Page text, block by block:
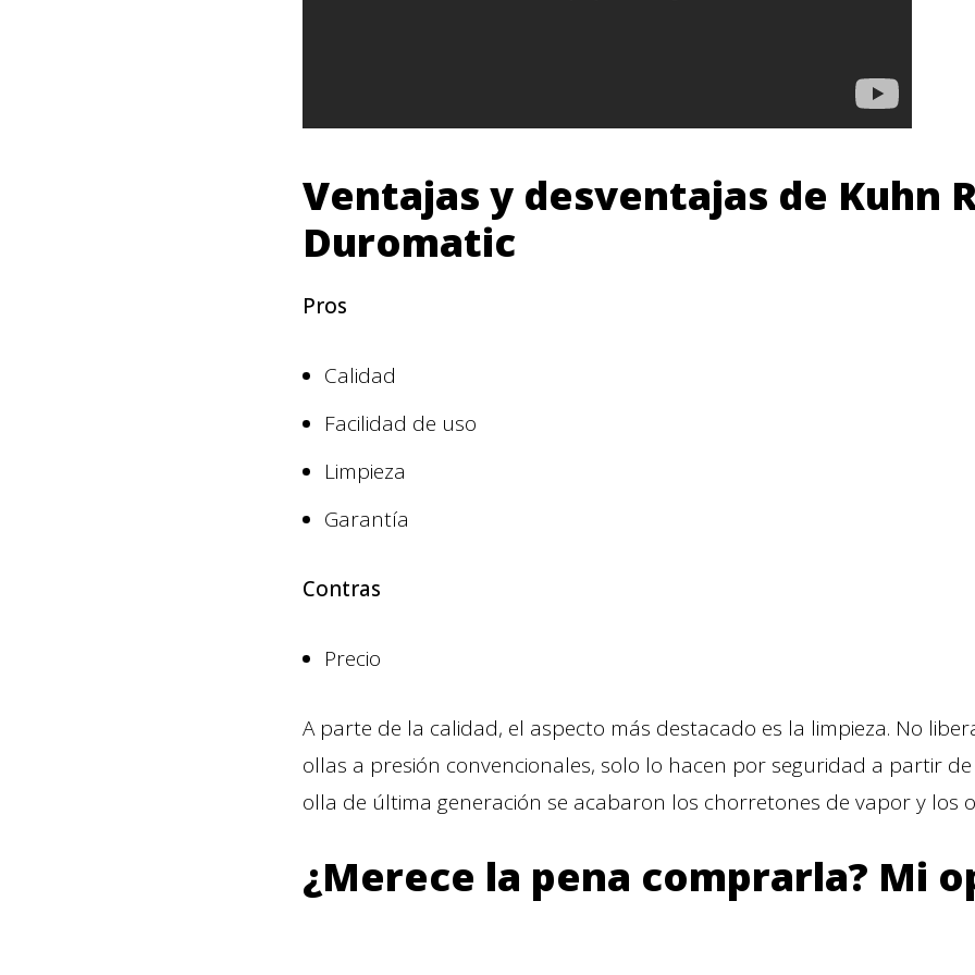
Ventajas y desventajas de Kuhn
Duromatic
Pros
Calidad
Facilidad de uso
Limpieza
Garantía
Contras
Precio
A parte de la calidad, el aspecto más destacado es la limpieza. No
ollas a presión convencionales, solo lo hacen por seguridad a partir de
olla de última generación se acabaron los chorretones de vapor y los
¿Merece la pena comprarla? Mi